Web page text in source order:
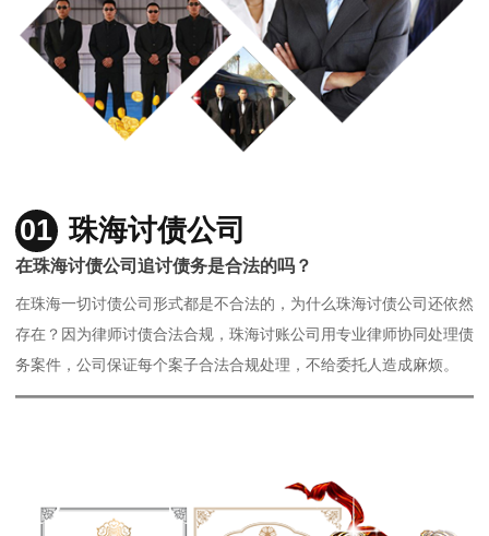
01 珠海讨债公司
在珠海讨债公司追讨债务是合法的吗？
在珠海一切讨债公司形式都是不合法的，为什么珠海讨债公司还依然
存在？因为律师讨债合法合规，珠海讨账公司用专业律师协同处理债
务案件，公司保证每个案子合法合规处理，不给委托人造成麻烦。